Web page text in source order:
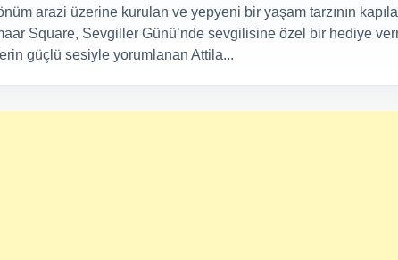
arazi üzerine kurulan ve yepyeni bir yaşam tarzının
Square, Sevgiller Günü’nde sevgilisine özel bir hediye
güçlü sesiyle yorumlanan Attila...